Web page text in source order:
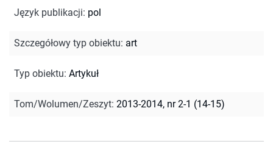
Język publikacji: pol
Szczegółowy typ obiektu: art
Typ obiektu: Artykuł
Tom/Wolumen/Zeszyt: 2013-2014, nr 2-1 (14-15)